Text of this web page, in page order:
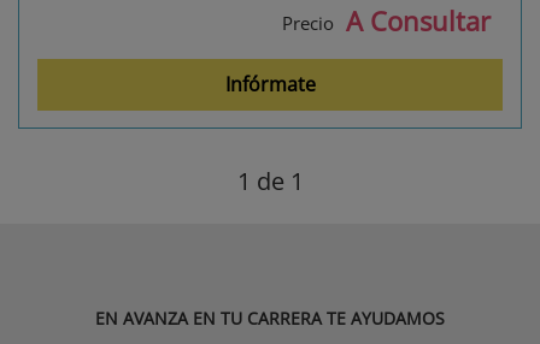
Precio A Consultar
Infórmate
1 de 1
EN AVANZA EN TU CARRERA TE AYUDAMOS